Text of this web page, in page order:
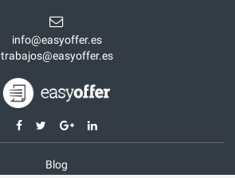
info@easyoffer.es
trabajos@easyoffer.es
Blog